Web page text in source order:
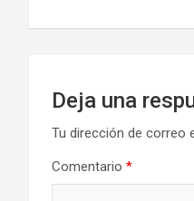
Deja una
Tu dirección de correo
Comentario *